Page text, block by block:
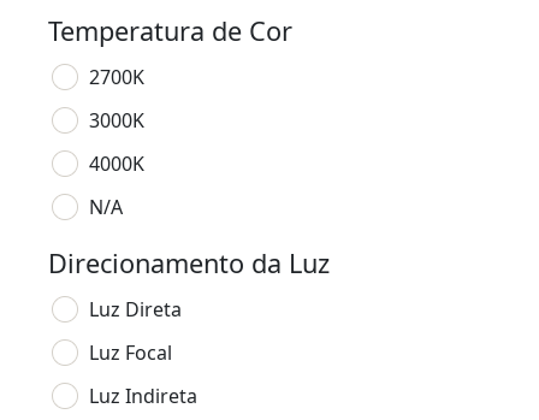
Temperatura de Cor
2700K
3000K
4000K
N/A
Direcionamento da Luz
Luz Direta
Luz Focal
Luz Indireta